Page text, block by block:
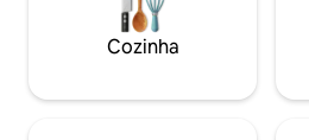
a home that offers true beachfront
Cozinha